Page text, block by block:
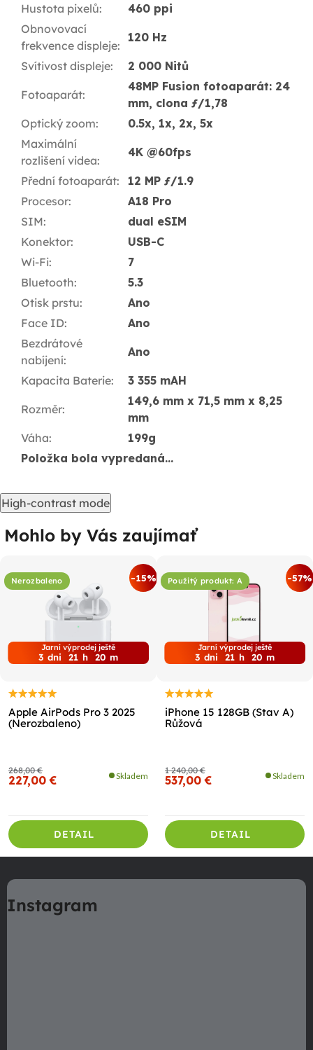
Hustota pixelů:
460 ppi
Obnovovací
frekvence displeje:
120 Hz
Svítivost displeje: 2 000 Nitů
Fotoaparát:
48MP Fusion fotoaparát: 24
mm, clona ƒ/1,78
Optický zoom:
0.5x, 1x, 2x, 5x
Maximální
rozlišení videa:
4K @60fps
Přední fotoaparát:
12 MP ƒ/1.9
Procesor:
A18 Pro
SIM:
dual eSIM
Konektor:
USB-C
Wi-Fi:
7
Bluetooth:
5.3
Otisk prstu:
Ano
Face ID:
Ano
Bezdrátové
nabíjení:
Ano
Kapacita Baterie: 3 355 mAH
Rozměr:
149,6 mm x 71,5 mm x 8,25
mm
Váha:
199g
Položka bola vypredaná…
High-contrast mode
Mohlo by Vás zaujímať
Nerozbaleno -15%
Jarní výprodej ještě
3 dni 21 h 20 m
Apple AirPods Pro 3 2025
(Nerozbaleno)
268,00 €
227,00 € Skladem
DETAIL
Použitý produkt: A -57%
Jarní výprodej ještě
3 dni 21 h 20 m
iPhone 15 128GB (Stav A)
Růžová
1 240,00 €
537,00 € Skladem
DETAIL
á
pInstagram